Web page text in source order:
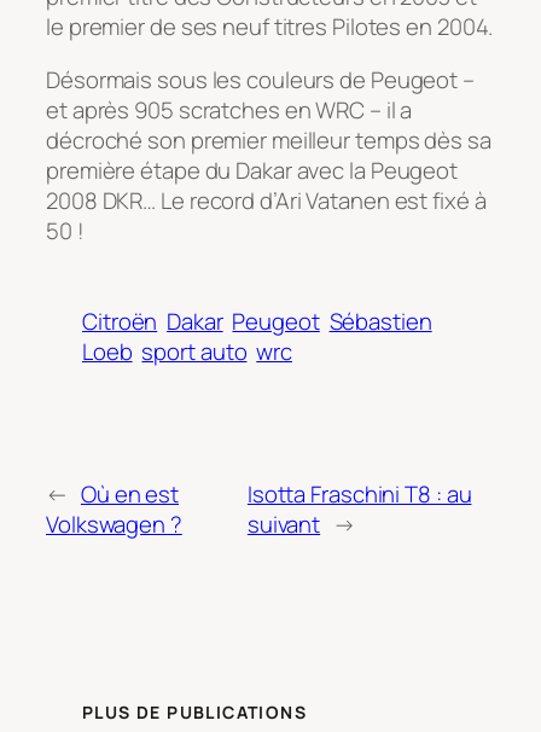
le premier de ses neuf titres Pilotes en 2004.
Désormais sous les couleurs de Peugeot –
et après 905 scratches en WRC – il a
décroché son premier meilleur temps dès sa
première étape du Dakar avec la Peugeot
2008 DKR… Le record d’Ari Vatanen est fixé à
50 !
Citroën Dakar Peugeot Sébastien
Loeb sport auto wrc
← Où en est
Volkswagen ?
Isotta Fraschini T8 : au
suivant →
PLUS DE PUBLICATIONS